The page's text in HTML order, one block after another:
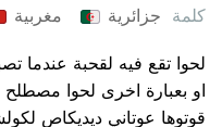
كلمة جزائرية مغربية
لحوا تقع فيه لقحبة عندما
او بعبارة اخرى لحوا
قوتوها عوتاني ديديكاص